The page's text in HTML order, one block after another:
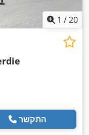
1 /20
התקשר